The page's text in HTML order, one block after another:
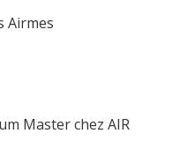
Airmes
Master chez AIR